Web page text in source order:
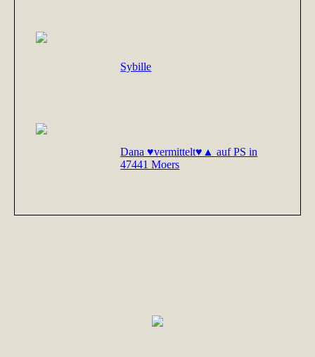
Sybille
Dana ♥vermittelt♥▲ auf PS in
47441 Moers